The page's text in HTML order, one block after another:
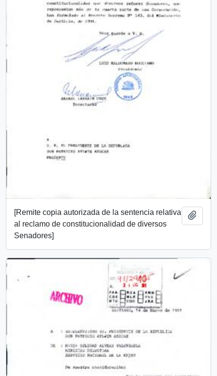
[Remite copia autorizada de la sentencia relativa
al reclamo de constitucionalidad de diversos
Senadores]